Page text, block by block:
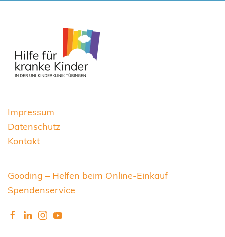
Impressum
Datenschutz
Kontakt
Gooding – Helfen beim Online-Einkauf
Spendenservice